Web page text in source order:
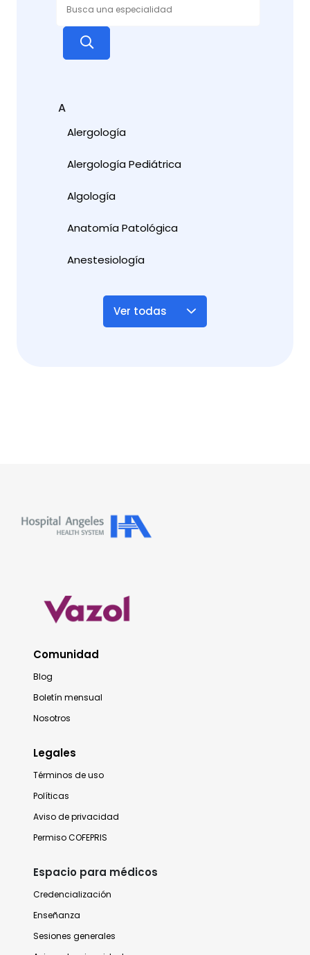
A
Alergología
Alergología Pediátrica
Algología
Anatomía Patológica
Anestesiología
Ver todas
Comunidad
Blog
Boletín mensual
Nosotros
Legales
Términos de uso
Políticas
Aviso de privacidad
Permiso COFEPRIS
Espacio para médicos
Credencialización
Enseñanza
Sesiones generales